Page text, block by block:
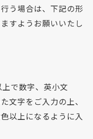
う場合は、下記の形
すようお願いいたし
で数字、英小文
文字をご入力の上、
以上になるように入